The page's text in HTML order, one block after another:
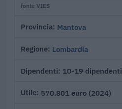
fonte VIES
Provincia Mantova
Regione Lombardia
Dipendenti 10-19 dipendenti
Utile 570.801 euro (2024)